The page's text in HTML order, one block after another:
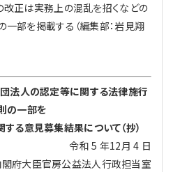
の処方箋
誌上相談室
ト
改正は実務上の混乱を招くなどの
一部を掲載する（編集部：岩見翔
法人の認定等に関する法律施行
の一部を
る意見募集結果について（抄）
令和 5 年12月 4 日
閣府大臣官房公益法人行政担当室